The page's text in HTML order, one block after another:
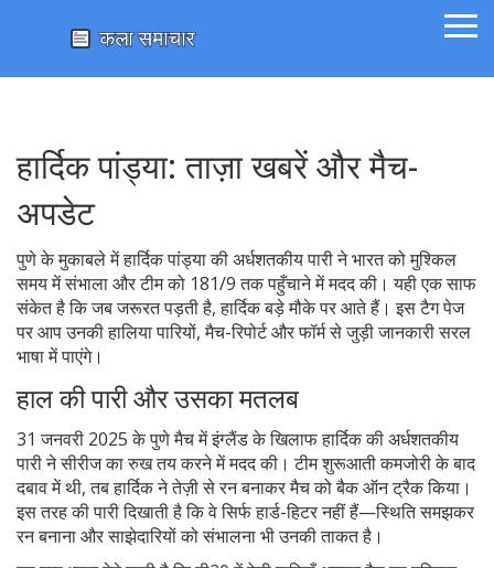
हार्दिक पांड्या: ताज़ा खबरें और मैच-
अपडेट
पुणे के मुकाबले में हार्दिक पांड्या की अर्धशतकीय पारी ने भारत को मुश्किल
समय में संभाला और टीम को 181/9 तक पहुँचाने में मदद की। यही एक साफ
संकेत है कि जब जरूरत पड़ती है, हार्दिक बड़े मौके पर आते हैं। इस टैग पेज
पर आप उनकी हालिया पारियों, मैच-रिपोर्ट और फॉर्म से जुड़ी जानकारी सरल
भाषा में पाएंगे।
हाल की पारी और उसका मतलब
31 जनवरी 2025 के पुणे मैच में इंग्लैंड के खिलाफ हार्दिक की अर्धशतकीय
पारी ने सीरीज का रुख तय करने में मदद की। टीम शुरूआती कमजोरी के बाद
दबाव में थी, तब हार्दिक ने तेज़ी से रन बनाकर मैच को बैक ऑन ट्रैक किया।
इस तरह की पारी दिखाती है कि वे सिर्फ हार्ड-हिटर नहीं हैं—स्थिति समझकर
रन बनाना और साझेदारियों को संभालना भी उनकी ताकत है।